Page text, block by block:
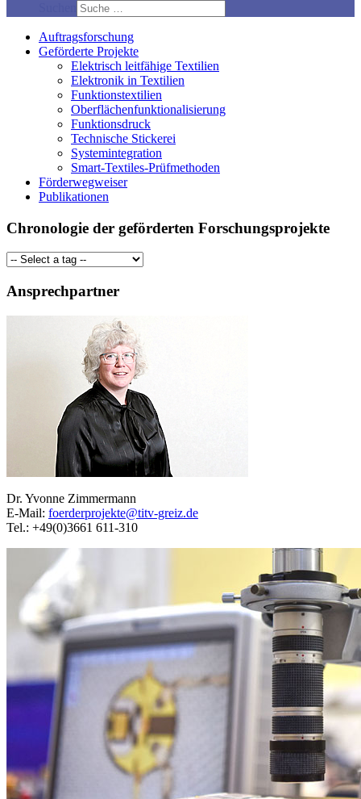
Auftragsforschung
Geförderte Projekte
Elektrisch leitfähige Textilien
Elektronik in Textilien
Funktionstextilien
Oberflächenfunktionalisierung
Funktionsdruck
Technische Stickerei
Systemintegration
Smart-Textiles-Prüfmethoden
Förderwegweiser
Publikationen
Chronologie der geförderten Forschungsprojekte
Ansprechpartner
Dr. Yvonne Zimmermann
E-Mail: foerderprojekte@titv-greiz.de
Tel.: +49(0)3661 611-310